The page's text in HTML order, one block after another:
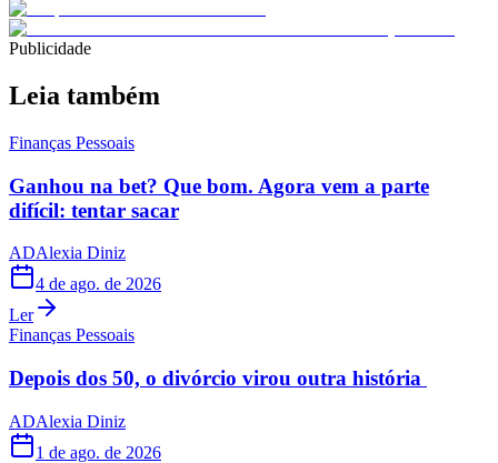
Publicidade
Leia também
Finanças Pessoais
Ganhou na bet? Que bom. Agora vem a parte
difícil: tentar sacar
ADAlexia Diniz
4 de ago. de 2026
Ler
Finanças Pessoais
Depois dos 50, o divórcio virou outra história
ADAlexia Diniz
1 de ago. de 2026